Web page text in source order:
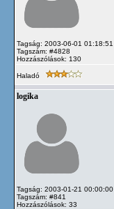
Tagság: 2003-06-01 01:18:51
Tagszám: #4828
Hozzászólások: 130
Haladó
logika
Tagság: 2003-01-21 00:00:00
Tagszám: #841
Hozzászólások: 33